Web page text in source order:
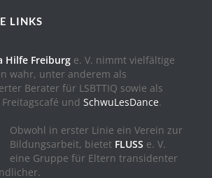
LINKS
Hilfe Freiburge. V. nimmt vielfältige
wahr, unter anderem als
Berater für LSBTTIQ sowie als
und SchwuLesDance.
Obwohl in erster Linie ein Verein zur
Bildungsarbeit, bietet FLUSS e. V.
eine Gruppe für Eltern transidenter